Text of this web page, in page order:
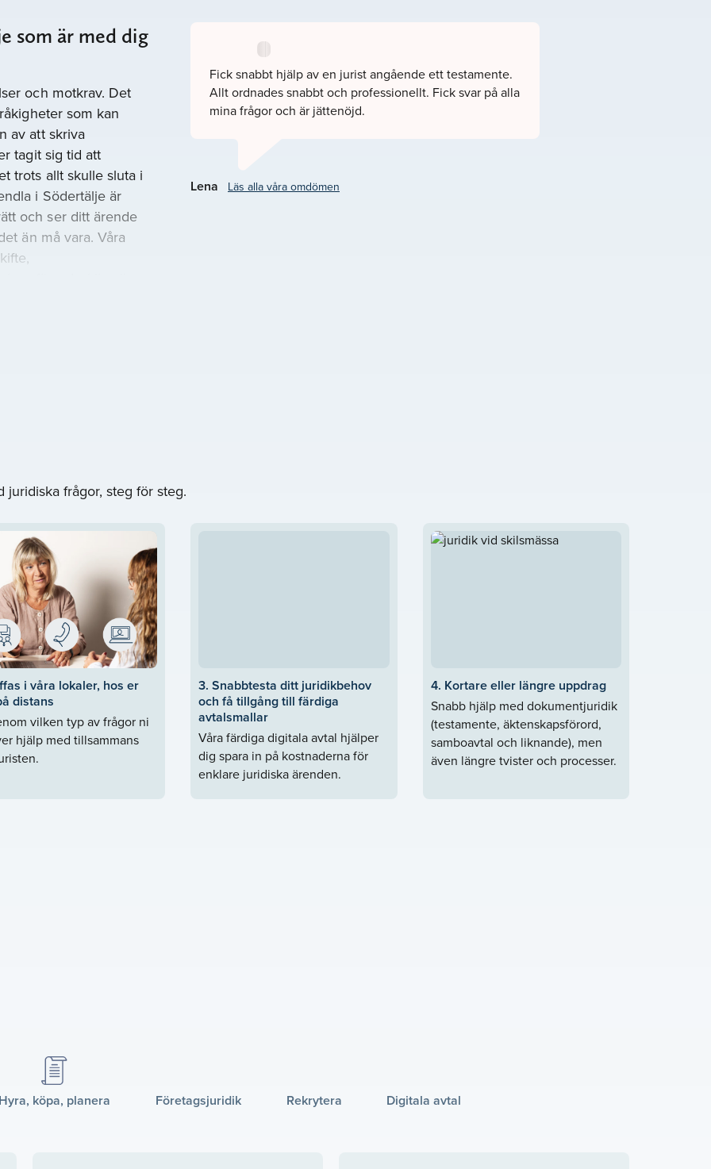
som är med dig
och motkrav. Det
som kan
av att skriva
tagit sig tid att
trots allt skulle sluta i
i Södertälje är
och ser ditt ärende
än må vara. Våra
många fler
har arbetat med våra
en egen kontaktperson
vi bistår med
där du slipper våndas
tära på dig. Vårt mål
representant –
den ofta inbegriper
hantering av
Våra
i familjerätt och
vi har inlett ett
bidraget till en mycket
boka in ett möte som
Fick snabbt hjälp av en jurist angående ett testamente.
Allt ordnades snabbt och professionellt. Fick svar på alla
mina frågor och är jättenöjd.
Lena Läs alla våra omdömen
frågor, steg för steg.
i våra lokaler, hos er
distans
vilken typ av frågor ni
hjälp med tillsammans
3. Snabbtesta ditt juridikbehov
och få tillgång till färdiga
avtalsmallar
Våra färdiga digitala avtal hjälper
dig spara in på kostnaderna för
enklare juridiska ärenden.
4. Kortare eller längre uppdrag
Snabb hjälp med dokumentjuridik
(testamente, äktenskapsförord,
samboavtal och liknande), men
även längre tvister och processer.
Hyra, köpa, planera Företagsjuridik Rekrytera Digitala avtal